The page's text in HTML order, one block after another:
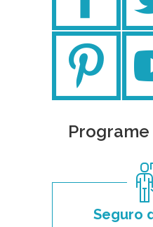
Programe
Seguro